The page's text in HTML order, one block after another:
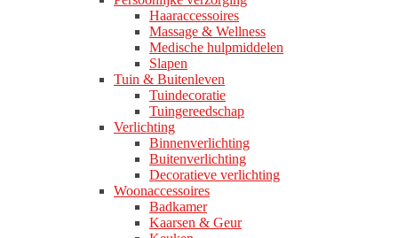
Haaraccessoires
Massage & Wellness
Medische hulpmiddelen
Slapen
Tuin & Buitenleven
Tuindecoratie
Tuingereedschap
Verlichting
Binnenverlichting
Buitenverlichting
Decoratieve verlichting
Woonaccessoires
Badkamer
Kaarsen & Geur